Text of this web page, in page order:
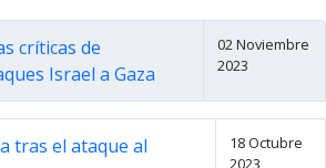
críticas de
Israel a Gaza
02 Noviembre
2023
tras el ataque al
18 Octubre
2023